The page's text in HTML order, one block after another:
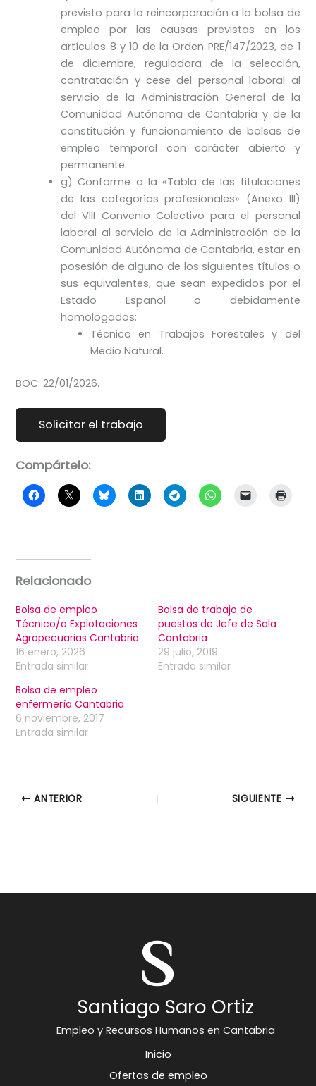
previsto para la reincorporación a la bolsa de
empleo por las causas previstas en los
artículos 8 y 10 de la Orden PRE/147/2023, de 1
de diciembre, reguladora de la selección,
contratación y cese del personal laboral al
servicio de la Administración General de la
Comunidad Autónoma de Cantabria y de la
constitución y funcionamiento de bolsas de
empleo temporal con carácter abierto y
permanente.
g) Conforme a la «Tabla de las titulaciones
de las categorías profesionales» (Anexo III)
del VIII Convenio Colectivo para el personal
laboral al servicio de la Administración de la
Comunidad Autónoma de Cantabria, estar en
posesión de alguno de los siguientes títulos o
sus equivalentes, que sean expedidos por el
Estado Español o debidamente
homologados:
Técnico en Trabajos Forestales y del
Medio Natural.
BOC: 22/01/2026.
Compártelo:
Relacionado
Bolsa de empleo
Técnico/a Explotaciones
Agropecuarias Cantabria
16 enero, 2026
Entrada similar
Bolsa de trabajo de
puestos de Jefe de Sala
Cantabria
29 julio, 2019
Entrada similar
Bolsa de empleo
enfermería Cantabria
6 noviembre, 2017
Entrada similar
ANTERIOR SIGUIENTE
Santiago Saro Ortiz
Empleo y Recursos Humanos en Cantabria
Inicio
Ofertas de empleo